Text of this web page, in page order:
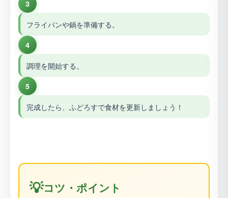
3
フライパンや鍋を準備する。
4
調理を開始する。
5
完成したら、ふどろすで食材を更新しましょう！
💡コツ・ポイント